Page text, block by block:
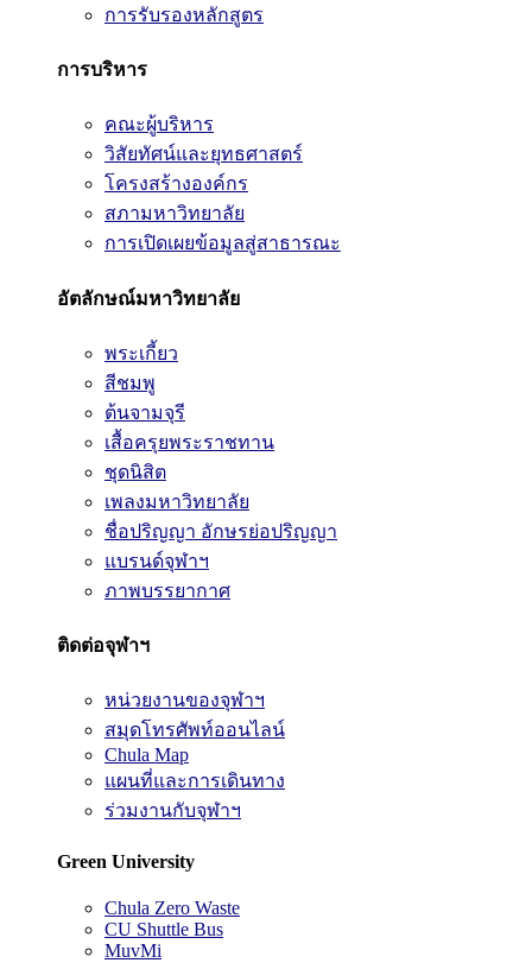
การรับรองหลักสูตร
การบริหาร
คณะผู้บริหาร
วิสัยทัศน์และยุทธศาสตร์
โครงสร้างองค์กร
สภามหาวิทยาลัย
การเปิดเผยข้อมูลสู่สาธารณะ
อัตลักษณ์มหาวิทยาลัย
พระเกี้ยว
สีชมพู
ต้นจามจุรี
เสื้อครุยพระราชทาน
ชุดนิสิต
เพลงมหาวิทยาลัย
ชื่อปริญญา อักษรย่อปริญญา
แบรนด์จุฬาฯ
ภาพบรรยากาศ
ติดต่อจุฬาฯ
หน่วยงานของจุฬาฯ
สมุดโทรศัพท์ออนไลน์
Chula Map
แผนที่และการเดินทาง
ร่วมงานกับจุฬาฯ
Green University
Chula Zero Waste
CU Shuttle Bus
MuvMi